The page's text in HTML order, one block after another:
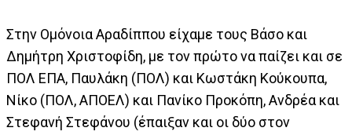
Στην Ομόνοια Αραδίππου είχαμε τους Βάσο και
Δημήτρη Χριστοφίδη, με τον πρώτο να παίζει και σε
ΠΟΛ ΕΠΑ, Παυλάκη (ΠΟΛ) και Κωστάκη Κούκουπα,
Νίκο (ΠΟΛ, ΑΠΟΕΛ) και Πανίκο Προκόπη, Ανδρέα και
Στεφανή Στεφάνου (έπαιξαν και οι δύο στον